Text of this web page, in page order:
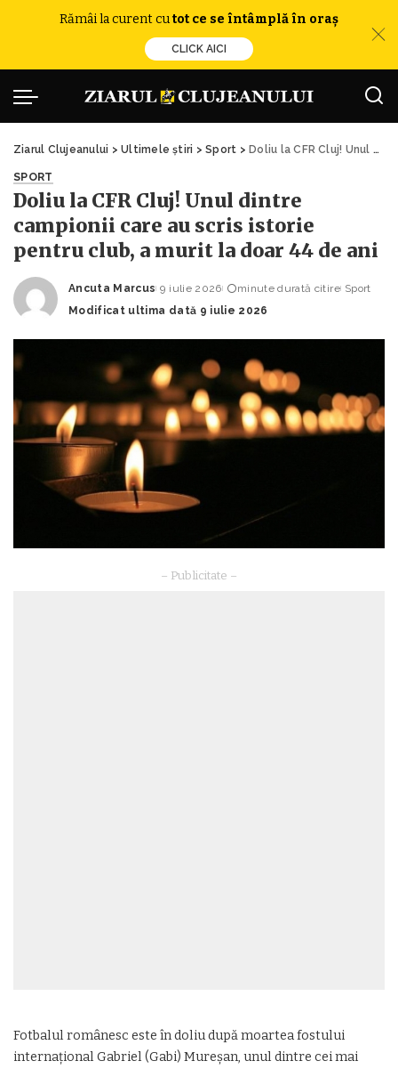
Rămâi la curent cutot ce se întâmplă în oraș
CLICK AICI
Ziarul Clujeanului >Ultimele știri >Sport > Doliu la CFR Cluj! Unul dintre campionii care au scris istorie pentru club, a murit la doar 44 de ani
SPORT
Doliu la CFR Cluj! Unul dintre
campionii care au scris istorie
pentru club, a murit la doar 44 de ani
Posted
by
Ancuta Marcus 9 iulie 2026 minute durată citire Sport
Modificat ultima dată 9 iulie 2026
– Publicitate –
Fotbalul românesc este în doliu după moartea fostului
internațional Gabriel (Gabi) Mureșan, unul dintre cei mai